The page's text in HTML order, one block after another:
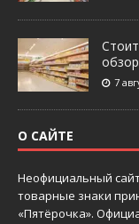
7
О САЙТЕ
Неофициальный
товарные знаки
«Пятёрочка».